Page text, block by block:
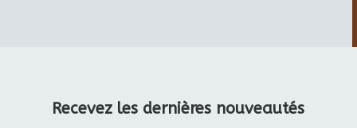
Recevez les dernières nouveautés